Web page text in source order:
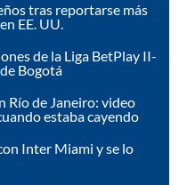
tras reportarse más
EE. UU.
de la Liga BetPlay II-
Bogotá
Río de Janeiro: video
estaba cayendo
Inter Miami y se lo